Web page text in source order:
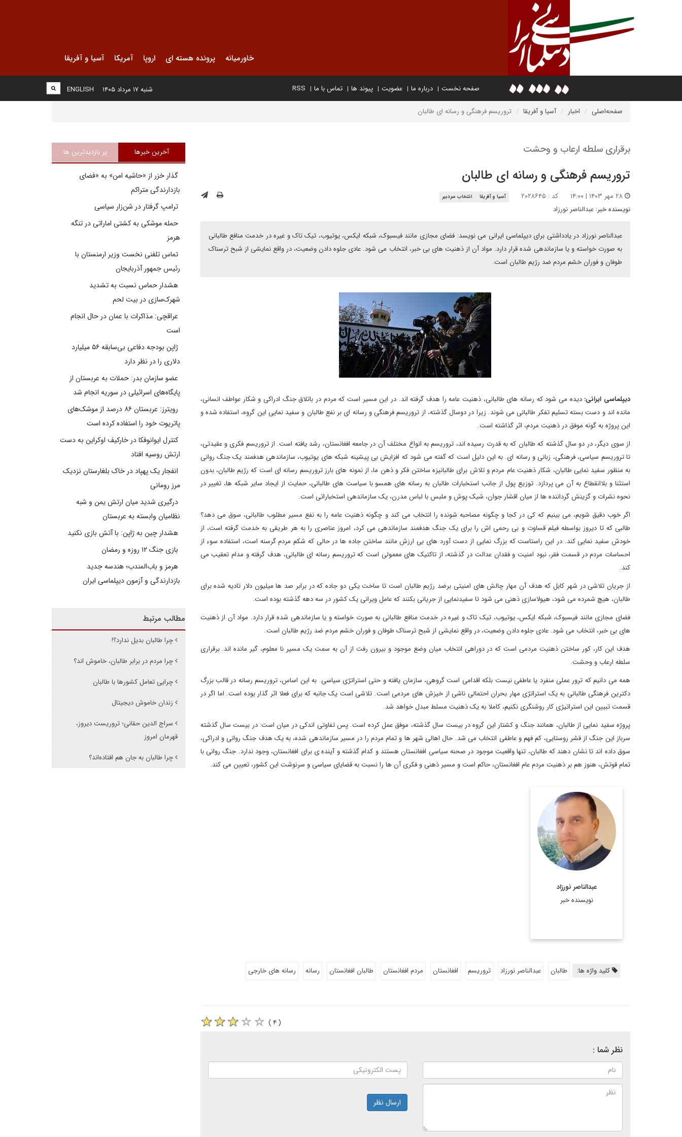
خاورمیانه پرونده هسته ای اروپا آمریکا آسیا و آفریقا
صفحه نخست درباره ما عضویت پیوند ها تماس با ما RSS
ENGLISH شنبه ۱۷ مرداد ۱۴۰۵
صفحه‌اصلی اخبار آسیا و آفریقا تروریسم فرهنگی و رسانه ای طالبان
برقراری سلطه ارعاب و وحشت
تروریسم فرهنگی و رسانه ای طالبان
کد : ۲۰۲۸۶۴۵ آسیا و آفریقا انتخاب سردبیر
نویسنده خبر: عبدالناصر نورزاد
عبدالناصر نورزاد در یادداشتی برای دیپلماسی ایرانی می نویسد: فضای مجازی مانند فیسبوک، شبکه ایکس، یوتیوب، تیک تاک و غیره در خدمت منافع طالبانی
به صورت خواسته و یا سازماندهی شده قرار دارد. مواد آن از ذهنیت های بی خبر، انتخاب می شود. عادی جلوه دادن وضعیت، در واقع نمایشی از شبح ترسناک
طوفان و فوران خشم مردم ضد رژیم طالبان است.
دیپلماسی ایرانی: دیده می شود که رسانه های طالبانی، ذهنیت عامه را هدف گرفته اند. در این مسیر است که مردم در باتلاق جنگ ادراکی و شکار عواطف انسانی،
مانده اند و دست بسته تسلیم تفکر طالبانی می شوند. زیرا در دوسال گذشته، از تروریسم فرهنگی و رسانه ای بر نفع طالبان و سفید نمایی این گروه، استفاده شده و
این پروژه به گونه موفق در ذهنیت مردم، اثر گذاشته است.
از سوی دیگر، در دو سال گذشته که طالبان که به قدرت رسیده اند، تروریسم به انواع مختلف آن در جامعه افغانستان، رشد یافته است. از تروریسم فکری و عقیدتی،
تا تروریسم سیاسی، فرهنگی، زبانی و رسانه ای. به این دلیل است که گفته می شود که افزایش بی پیشینه شبکه های یوتیوب، سازماندهی هدفمند یک جنگ روانی
به منظور سفید نمایی طالبان، شکار ذهنیت عام مردم و تلاش برای طالبانیزه ساختن فکر و ذهن ما، از نمونه های بارز تروریسم رسانه ای است که رژیم طالبان، بدون
استثنا و بلاانقطاع به آن می پردازد. توزیع پول از جانب استخبارات طالبان به رسانه های همسو با سیاست های طالبانی، حمایت از ایجاد سایر شبکه ها، تغییر در
نحوه نشرات و گزینش گرداننده ها از میان اقشار جوان، شیک پوش و ملبس با لباس مدرن، یک سازماندهی استخباراتی است.
اگر خوب دقیق شویم، می بینیم که کی در کجا و چگونه مصاحبه شونده را انتخاب می کند و چگونه ذهنیت عامه را به نفع مسیر مطلوب طالبانی، سوق می دهد؟
طالبی که تا دیروز بواسطه فیلم قساوت و بی رحمی اش را برای یک جنگ هدفمند سازماندهی می کرد، امروز عناصری را به هر طریقی به خدمت گرفته است، از
خودش سفید نمایی کند. در این راستاست که بزرگ نمایی از دست آورد های بی ارزش مانند ساختن جاده ها در حالی که شکم مردم گرسنه است، استفاده سوء از
احساسات مردم در قسمت فقر، نبود امنیت و فقدان عدالت در گذشته، از تاکتیک های معمولی است که تروریسم رسانه ای طالبانی، هدف گرفته و مدام تعقیب می
کند.
از جریان تلاشی در شهر کابل که هدف آن مهار چالش های امنیتی برضد رژیم طالبان است تا ساخت یکی دو جاده که در برابر صد ها میلیون دلار تادیه شده برای
طالبان، هیچ شمرده می شود، هیولاسازی ذهنی می شود تا سفیدنمایی از جریانی بکنند که عامل ویرانی یک کشور در سه دهه گذشته بوده است.
فضای مجازی مانند فیسبوک، شبکه ایکس، یوتیوب، تیک تاک و غیره در خدمت منافع طالبانی به صورت خواسته و یا سازماندهی شده قرار دارد. مواد آن از ذهنیت
های بی خبر، انتخاب می شود. عادی جلوه دادن وضعیت، در واقع نمایشی از شبح ترسناک طوفان و فوران خشم مردم ضد رژیم طالبان است.
هدف این کار، کور ساختن ذهنیت مردمی است که در دوراهی انتخاب میان وضع موجود و بیرون رفت از آن به سمت یک مسیر نا معلوم، گیر مانده اند. برقراری
سلطه ارعاب و وحشت.
همه می دانیم که ترور عملی منفرد یا عاطفی نیست بلکه اقدامی است گروهی، سازمان یافته و حتی استراتژی سیاسی. به این اساس، تروریسم رسانه در قالب بزرگ
دکترین فرهنگی طالبانی به یک استراتژی مهار بحران احتمالی ناشی از خیزش های مردمی است. تلاشی است یک جانبه که برای فعلا اثر گذار بوده است. اما اگر در
قسمت تبیین این استراتیژی کار روشنگری نکنیم، کاملا به یک ذهنیت مسلط مبدل خواهد شد.
پروژه سفید نمایی از طالبان، همانند جنگ و کشتار این گروه در بیست سال گذشته، موفق عمل کرده است. پس تفاوتی اندکی در میان است: در بیست سال گذشته
سرباز این جنگ از قشر روستایی، کم فهم و عاطفی انتخاب می شد. حال اهالی شهر ها و تمام مردم را در مسیر سازماندهی شده، به یک هدف جنگ روانی و ادراکی،
سوق داده اند تا نشان دهند که طالبان، تنها واقعیت موجود در صحنه سیاسی افغانستان هستند و کدام گذشته و آینده ی برای افغانستان، وجود ندارد. جنگ روانی با
تمام قوتش، هنوز هم بر ذهنیت مردم عام افغانستان، حاکم است و مسیر ذهنی و فکری آن ها را نسبت به قضایای سیاسی و سرنوشت این کشور، تعیین می کند.
عبدالناصر نورزاد
نویسنده خبر
استاد پیشین دانشگاه کابل
اطلاعات بیشتر
کلید واژه ها: طالبان عبدالناصر نورزاد تروریسم افغانستان مردم افغانستان طالبان افغانستان رسانه رسانه های خارجی
( ۴ )
نظر شما :
ارسال نظر
آخرین خبرها پر بازدیدترین ها
گذار خزر از «حاشیه امن» به «فضای
بازدارندگی متراکم
ترامپ گرفتار در شن‌زار سیاسی
حمله موشکی به کشتی اماراتی در تنگه
هرمز
تماس تلفنی نخست وزیر ارمنستان با
رئیس جمهور آذربایجان
هشدار حماس نسبت به تشدید
شهرک‌سازی در بیت‌ لحم
عراقچی: مذاکرات با عمان در حال انجام
است
ژاپن بودجه دفاعی بی‌سابقه ۵۶ میلیارد
دلاری را در نظر دارد
عضو سازمان بدر: حملات به عربستان از
پایگاه‌های اسرائیلی در سوریه انجام شد
رویترز: عربستان ۸۶ درصد از موشک‌های
پاتریوت خود را استفاده کرده است
کنترل ایوانوفکا در خارکیف اوکراین به دست
ارتش روسیه افتاد
انفجار یک پهپاد در خاک بلغارستان نزدیک
مرز رومانی
درگیری شدید میان ارتش یمن و شبه
نظامیان وابسته به عربستان
هشدار چین به ژاپن: با آتش بازی نکنید
بازی جنگ ۱۲ روزه و رمضان
هرمز و باب‌المندب؛ هندسه جدید
بازدارندگی و آزمون دیپلماسی ایران
مطالب مرتبط
چرا طالبان بدیل ندارد؟!
چرا مردم در برابر طالبان، خاموش اند؟
چرایی تعامل کشورها با طالبان
زندان خاموش دیجیتال
سراج الدین حقانی؛ تروریست دیروز،
قهرمان امروز
چرا طالبان به جان هم افتاده‌اند؟